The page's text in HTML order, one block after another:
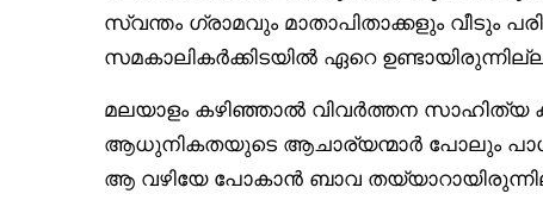
സ്വന്തം ഗ്രാമവും മാതാപിതാക്കളും വീടും
സമകാലികർക്കിടയിൽ ഏറെ
മലയാളം കഴിഞ്ഞാൽ വിവർത്തന
ആധുനികതയുടെ ആചാര്യന്മാർ പോലും
ആ വഴിയേ പോകാൻ ബാവ